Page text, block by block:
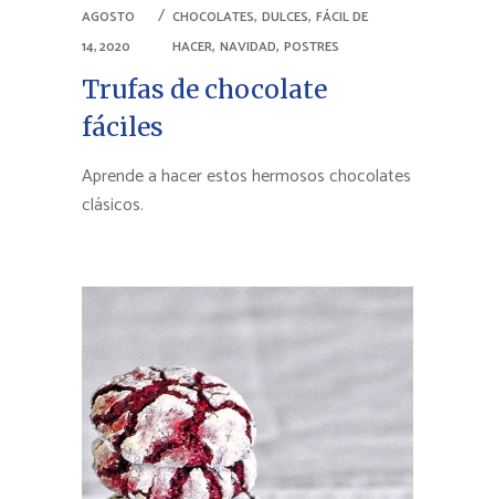
AGOSTO
14, 2020
CHOCOLATES, DULCES, FÁCIL DE
HACER, NAVIDAD, POSTRES
Trufas de chocolate
fáciles
Aprende a hacer estos hermosos chocolates
clásicos.